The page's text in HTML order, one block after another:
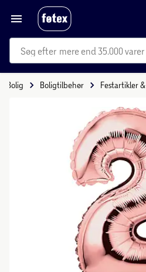
mere end 35.000 varer
Bolig Boligtilbehør Festartikler